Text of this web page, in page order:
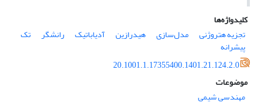
کلیدواژه‌ها
تجزیه هتروژنی
مدل‌سازی هیدرازین آدیاباتیک رانشگر تک
پیشرانه
20.1001.1.17355400.1401.21.124.2.0
موضوعات
مهندسی شیمی